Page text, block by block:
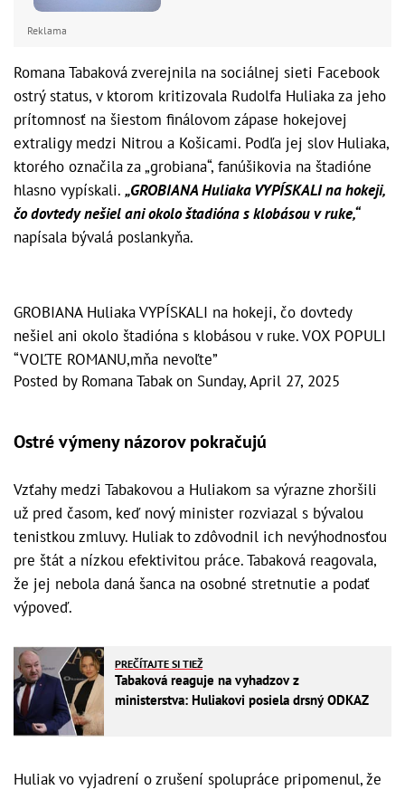
Reklama
Romana Tabaková zverejnila na sociálnej sieti Facebook
ostrý status, v ktorom kritizovala Rudolfa Huliaka za jeho
prítomnosť na šiestom finálovom zápase hokejovej
extraligy medzi Nitrou a Košicami. Podľa jej slov Huliaka,
ktorého označila za „grobiana“, fanúšikovia na štadióne
hlasno vypískali. „GROBIANA Huliaka VYPÍSKALI na hokeji,
čo dovtedy nešiel ani okolo štadióna s klobásou v ruke,“
napísala bývalá poslankyňa.
GROBIANA Huliaka VYPÍSKALI na hokeji, čo dovtedy
nešiel ani okolo štadióna s klobásou v ruke. VOX POPULI
“VOĽTE ROMANU,mňa nevoľte”
Posted by Romana Tabakon Sunday, April 27, 2025
Ostré výmeny názorov pokračujú
Vzťahy medzi Tabakovou a Huliakom sa výrazne zhoršili
už pred časom, keď nový minister rozviazal s bývalou
tenistkou zmluvy. Huliak to zdôvodnil ich nevýhodnosťou
pre štát a nízkou efektivitou práce. Tabaková reagovala,
že jej nebola daná šanca na osobné stretnutie a podať
výpoveď.
PREČÍTAJTE SI TIEŽ
Tabaková reaguje na vyhadzov z
ministerstva: Huliakovi posiela drsný ODKAZ
Huliak vo vyjadrení o zrušení spolupráce pripomenul, že